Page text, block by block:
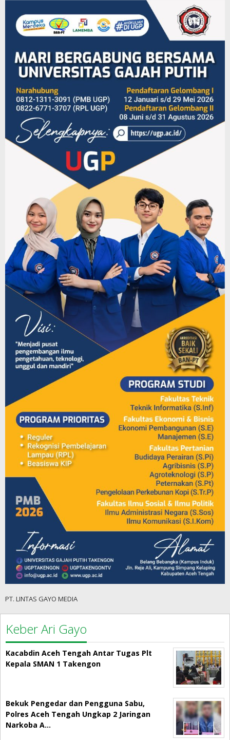
PT. LINTAS GAYO MEDIA
Keber Ari Gayo
Kacabdin Aceh Tengah Antar Tugas Plt
Kepala SMAN 1 Takengon
Bekuk Pengedar dan Pengguna Sabu,
Polres Aceh Tengah Ungkap 2 Jaringan
Narkoba A…